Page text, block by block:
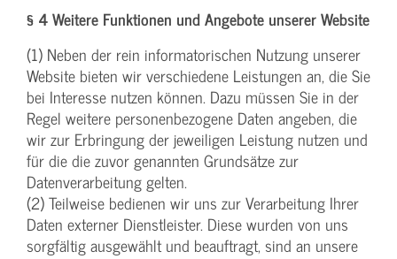
§ 4 Weitere Funktionen und Angebote unserer Website
(1) Neben der rein informatorischen Nutzung unserer
Website bieten wir verschiedene Leistungen an, die Sie
bei Interesse nutzen können. Dazu müssen Sie in der
Regel weitere personenbezogene Daten angeben, die
wir zur Erbringung der jeweiligen Leistung nutzen und
für die die zuvor genannten Grundsätze zur
Datenverarbeitung gelten.
(2) Teilweise bedienen wir uns zur Verarbeitung Ihrer
Daten externer Dienstleister. Diese wurden von uns
sorgfältig ausgewählt und beauftragt, sind an unsere